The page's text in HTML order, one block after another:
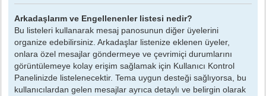
Arkadaşlarım ve Engellenenler listesi nedir?
Bu listeleri kullanarak mesaj panosunun diğer üyelerini
organize edebilirsiniz. Arkadaşlar listenize eklenen üyeler,
onlara özel mesajlar göndermeye ve çevrimiçi durumlarını
görüntülemeye kolay erişim sağlamak için Kullanıcı Kontrol
Panelinizde listelenecektir. Tema uygun desteği sağlıyorsa, bu
kullanıcılardan gelen mesajlar ayrıca detaylı ve belirgin olarak